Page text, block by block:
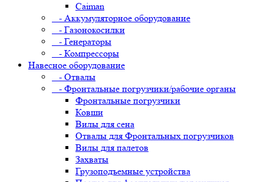
Caiman
- Аккумуляторное оборудование
- Газонокосилки
- Генераторы
- Компрессоры
Навесное оборудование
- Отвалы
- Фронтальные погрузчики/рабочие органы
Фронтальные погрузчики
Ковши
Вилы для сена
Отвалы для Фронтальных погрузчиков
Вилы для палетов
Захваты
Грузоподъемные устройства